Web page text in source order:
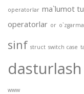
operatorlar ma`lumot
operatorlar or
sinf struct switch case
www